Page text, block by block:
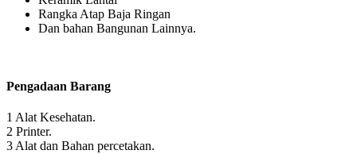
Rangka Atap Baja Ringan
Dan bahan Bangunan Lainnya.
Pengadaan Barang
1 Alat Kesehatan.
2 Printer.
3 Alat dan Bahan percetakan.